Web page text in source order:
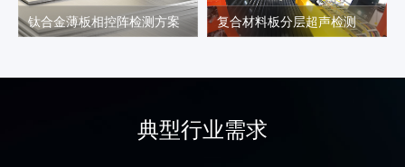
薄板相控阵检测方案 复合材料板分层超声检测
典型行业需求